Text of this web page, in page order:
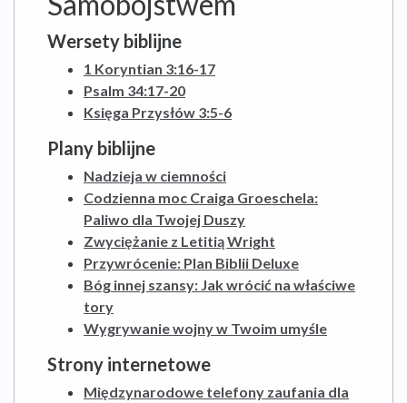
Wersety biblijne
1 Koryntian 3:16-17
Psalm 34:17-20
Księga Przysłów 3:5-6
Plany biblijne
Nadzieja w ciemności
Codzienna moc Craiga Groeschela:
Paliwo dla Twojej Duszy
Zwyciężanie z Letitią Wright
Przywrócenie: Plan Biblii Deluxe
Bóg innej szansy: Jak wrócić na właściwe
tory
Wygrywanie wojny w Twoim umyśle
Strony internetowe
Międzynarodowe telefony zaufania dla